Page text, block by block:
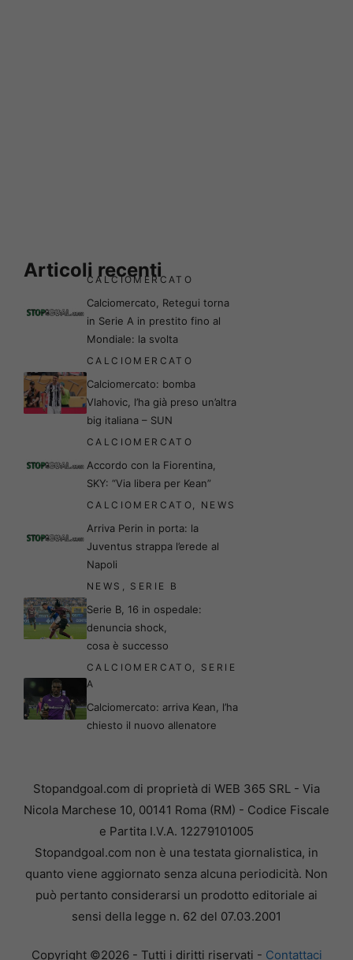
Articoli recenti
CALCIOMERCATO
Calciomercato, Retegui torna
in Serie A in prestito fino al
Mondiale: la svolta
CALCIOMERCATO
Calciomercato: bomba
Vlahovic, l’ha già preso un’altra
big italiana – SUN
CALCIOMERCATO
Accordo con la Fiorentina,
SKY: “Via libera per Kean”
CALCIOMERCATO NEWS
Arriva Perin in porta: la
Juventus strappa l’erede al
Napoli
NEWS SERIE B
Serie B, 16 in ospedale:
denuncia shock,
cosa è successo
CALCIOMERCATO
SERIE
A
Calciomercato: arriva Kean, l’ha
chiesto il nuovo allenatore
Stopandgoal.com di proprietà di WEB 365 SRL - Via
Nicola Marchese 10, 00141 Roma (RM) - Codice Fiscale
e Partita I.V.A. 12279101005
Stopandgoal.com non è una testata giornalistica, in
quanto viene aggiornato senza alcuna periodicità. Non
può pertanto considerarsi un prodotto editoriale ai
sensi della legge n. 62 del 07.03.2001
Copyright ©2026 - Tutti i diritti riservati - Contattaci